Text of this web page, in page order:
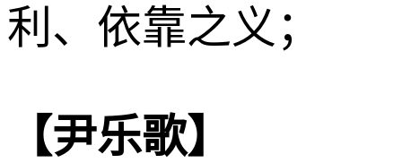
利、依靠之义；
【尹乐歌】